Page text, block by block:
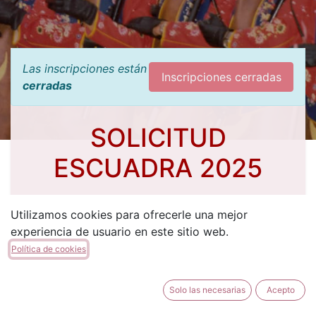
Las inscripciones están
cerradas
Inscripciones cerradas
SOLICITUD
ESCUADRA 2025
FECHA Y HORA
sábado, 29 de marzo de 2025
Utilizamos cookies para ofrecerle una mejor
experiencia de usuario en este sitio web.
Política de cookies
Solo las necesarias Acepto